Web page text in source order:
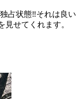
占状態‼️それは良い
せてくれます。